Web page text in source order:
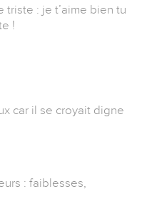
triste : je t’aime bien tu
!
car il se croyait digne
: faiblesses,